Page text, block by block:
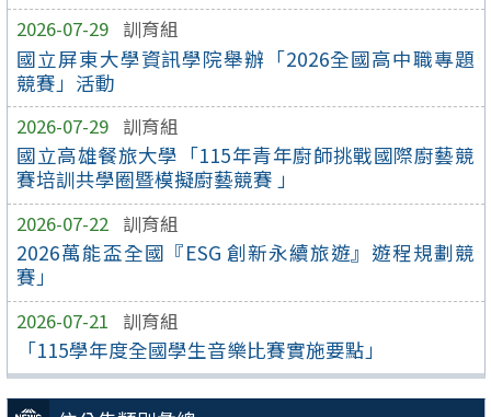
2026-07-29 訓育組
國立屏東大學資訊學院舉辦「2026全國高中職專題
競賽」活動
2026-07-29 訓育組
國立高雄餐旅大學「115年青年廚師挑戰國際廚藝競
賽培訓共學圈暨模擬廚藝競賽 」
2026-07-22 訓育組
2026萬能盃全國『ESG 創新永續旅遊』遊程規劃競
賽」
2026-07-21 訓育組
「115學年度全國學生音樂比賽實施要點」